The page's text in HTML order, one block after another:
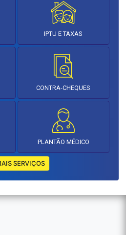
IPTU E TAXAS
CONTRA-CHEQUES
PLANTÃO MÉDICO
SERVIÇOS